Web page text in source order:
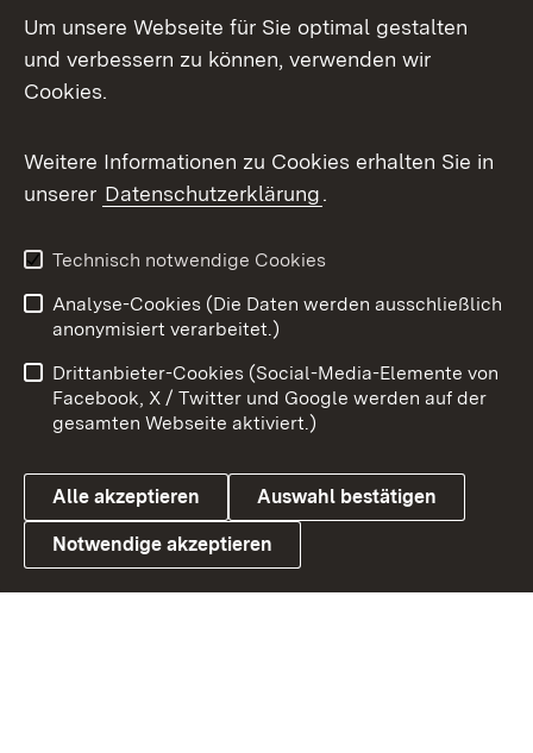
Facebook
X / Twitter
Youtube
Link zum Landesportal
Impressum
Kontakt
Barrierefreiheit
Datenschutz
Cookies
Um unsere Webseite für Sie optimal gestalten
und verbessern zu können, verwenden wir
Cookies.
Weitere Informationen zu Cookies erhalten Sie in
unserer Datenschutzerklärung.
Technisch notwendige Cookies
Analyse-Cookies (Die Daten werden ausschließlich
anonymisiert verarbeitet.)
Drittanbieter-Cookies (Social-Media-Elemente von
Facebook, X / Twitter und Google werden auf der
gesamten Webseite aktiviert.)
Alle akzeptieren Auswahl bestätigen
Notwendige akzeptieren